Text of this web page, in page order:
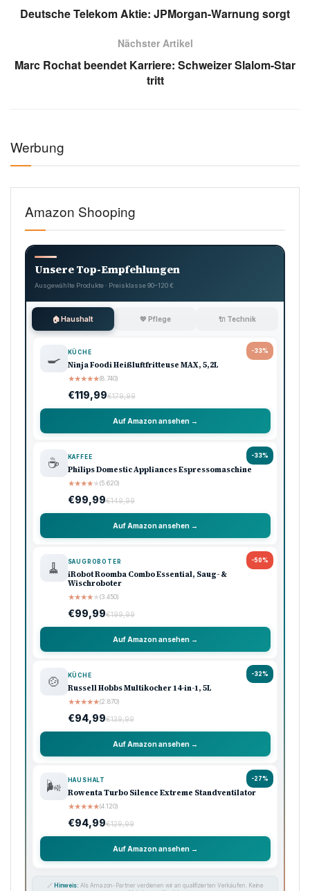
Deutsche Telekom Aktie: JPMorgan-Warnung sorgt
Nächster Artikel
Marc Rochat beendet Karriere: Schweizer Slalom-Star
tritt
Werbung
Amazon Shooping
Unsere Top-Empfehlungen
Ausgewählte Produkte · Preisklasse 90–120 €
🏠 Haushalt 💖 Pflege 🔌 Technik
-33%
🍳 KÜCHE
Ninja Foodi Heißluftfritteuse MAX, 5,2L
★★★★★(8.740)
€119,99€179,99
Auf Amazon ansehen →
-33%
☕ KAFFEE
Philips Domestic Appliances Espressomaschine
★★★★★(5.620)
€99,99€149,99
Auf Amazon ansehen →
-50%
🧹 SAUGROBOTER
iRobot Roomba Combo Essential, Saug- &
Wischroboter
★★★★★(3.450)
€99,99€199,99
Auf Amazon ansehen →
-32%
🍲 KÜCHE
Russell Hobbs Multikocher 14-in-1, 5L
★★★★★(2.870)
€94,99€139,99
Auf Amazon ansehen →
-27%
🌬️ HAUSHALT
Rowenta Turbo Silence Extreme Standventilator
★★★★★(4.120)
€94,99€129,99
Auf Amazon ansehen →
🔗 Hinweis: Als Amazon-Partner verdienen wir an qualifizierten Verkäufen. Keine